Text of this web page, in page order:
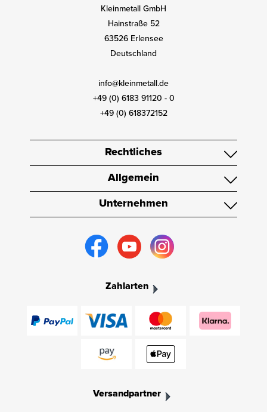
Kleinmetall GmbH
Hainstraße 52
63526 Erlensee
Deutschland
info@kleinmetall.de
+49 (0) 6183 91120 - 0
+49 (0) 618372152
Rechtliches
Allgemein
Unternehmen
Zahlarten
Versandpartner